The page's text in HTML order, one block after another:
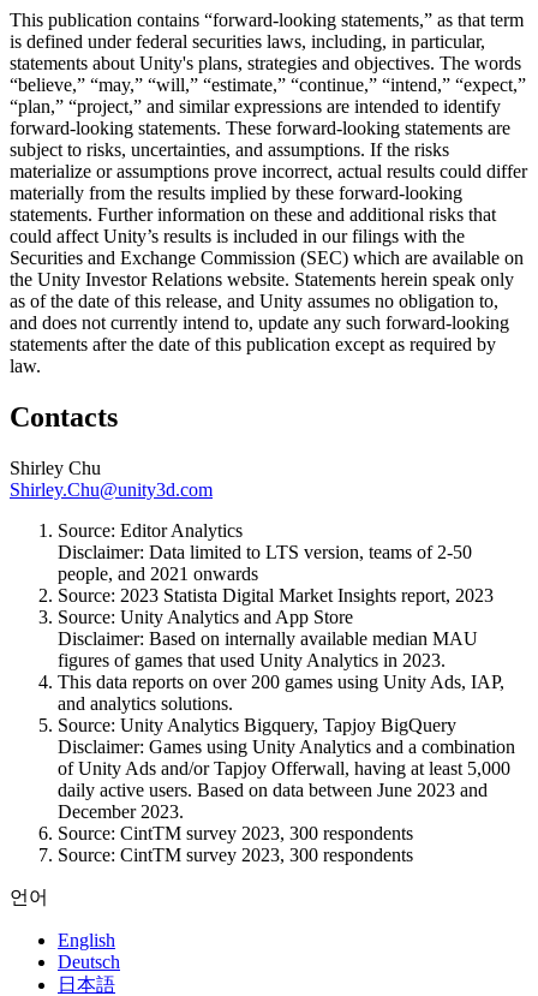
This publication contains “forward-looking statements,” as that term
is defined under federal securities laws, including, in particular,
statements about Unity's plans, strategies and objectives. The words
“believe,” “may,” “will,” “estimate,” “continue,” “intend,” “expect,”
“plan,” “project,” and similar expressions are intended to identify
forward-looking statements. These forward-looking statements are
subject to risks, uncertainties, and assumptions. If the risks
materialize or assumptions prove incorrect, actual results could differ
materially from the results implied by these forward-looking
statements. Further information on these and additional risks that
could affect Unity’s results is included in our filings with the
Securities and Exchange Commission (SEC) which are available on
the Unity Investor Relations website. Statements herein speak only
as of the date of this release, and Unity assumes no obligation to,
and does not currently intend to, update any such forward-looking
statements after the date of this publication except as required by
law.
Contacts
Shirley Chu
Shirley.Chu@unity3d.com
Source: Editor Analytics
Disclaimer: Data limited to LTS version, teams of 2-50
people, and 2021 onwards
Source: 2023 Statista Digital Market Insights report, 2023
Source: Unity Analytics and App Store
Disclaimer: Based on internally available median MAU
figures of games that used Unity Analytics in 2023.
This data reports on over 200 games using Unity Ads, IAP,
and analytics solutions.
Source: Unity Analytics Bigquery, Tapjoy BigQuery
Disclaimer: Games using Unity Analytics and a combination
of Unity Ads and/or Tapjoy Offerwall, having at least 5,000
daily active users. Based on data between June 2023 and
December 2023.
Source: CintTM survey 2023, 300 respondents
Source: CintTM survey 2023, 300 respondents
언어
English
Deutsch
日本語